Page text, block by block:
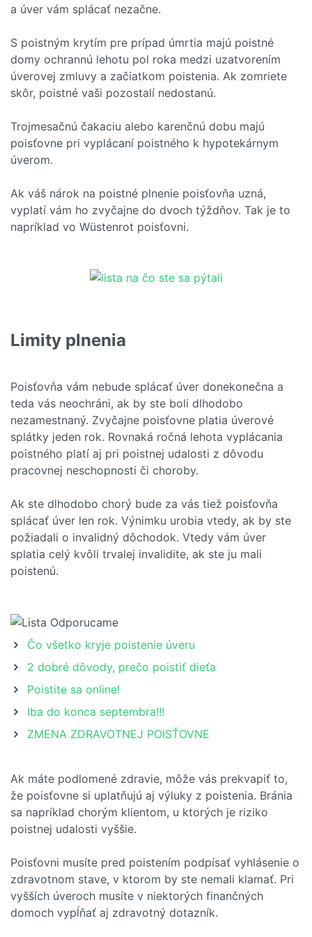
a úver vám splácať nezačne.
S poistným krytím pre prípad úmrtia majú poistné
domy ochrannú lehotu pol roka medzi uzatvorením
úverovej zmluvy a začiatkom poistenia. Ak zomriete
skôr, poistné vaši pozostalí nedostanú.
Trojmesačnú čakaciu alebo karenčnú dobu majú
poisťovne pri vyplácaní poistného k hypotekárnym
úverom.
Ak váš nárok na poistné plnenie poisťovňa uzná,
vyplatí vám ho zvyčajne do dvoch týždňov. Tak je to
napríklad vo Wüstenrot poisťovni.
Limity plnenia
Poisťovňa vám nebude splácať úver donekonečna a
teda vás neochráni, ak by ste boli dlhodobo
nezamestnaný. Zvyčajne poisťovne platia úverové
splátky jeden rok. Rovnaká ročná lehota vyplácania
poistného platí aj pri poistnej udalosti z dôvodu
pracovnej neschopnosti či choroby.
Ak ste dlhodobo chorý bude za vás tiež poisťovňa
splácať úver len rok. Výnimku urobia vtedy, ak by ste
požiadali o invalidný dôchodok. Vtedy vám úver
splatia celý kvôli trvalej invalidite, ak ste ju mali
poistenú.
Čo všetko kryje poistenie úveru
2 dobré dôvody, prečo poistiť dieťa
Poistite sa online!
Iba do konca septembra!!!
ZMENA ZDRAVOTNEJ POISŤOVNE
Ak máte podlomené zdravie, môže vás prekvapiť to,
že poisťovne si uplatňujú aj výluky z poistenia. Bránia
sa napríklad chorým klientom, u ktorých je riziko
poistnej udalosti vyššie.
Poisťovni musíte pred poistením podpísať vyhlásenie o
zdravotnom stave, v ktorom by ste nemali klamať. Pri
vyšších úveroch musíte v niektorých finančných
domoch vypĺňať aj zdravotný dotazník.